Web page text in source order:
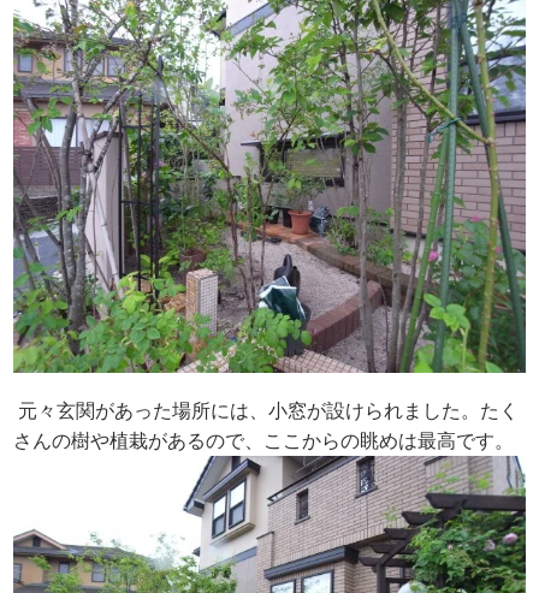
元々玄関があった場所には、小窓が設けられました。たく
さんの樹や植栽があるので、ここからの眺めは最高です。